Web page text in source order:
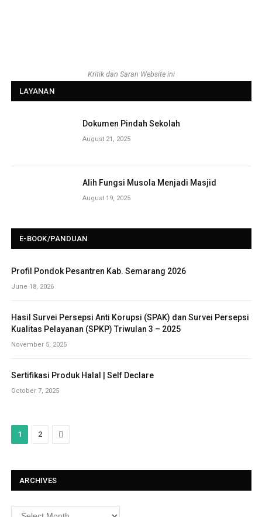
Kritik dan Saran Website ini
LAYANAN
Dokumen Pindah Sekolah
August 21, 2025
Alih Fungsi Musola Menjadi Masjid
August 19, 2025
E-BOOK/PANDUAN
Profil Pondok Pesantren Kab. Semarang 2026
June 18, 2026
Hasil Survei Persepsi Anti Korupsi (SPAK) dan Survei Persepsi
Kualitas Pelayanan (SPKP) Triwulan 3 – 2025
November 5, 2025
Sertifikasi Produk Halal | Self Declare
October 7, 2025
1 2 Next
ARCHIVES
Archives